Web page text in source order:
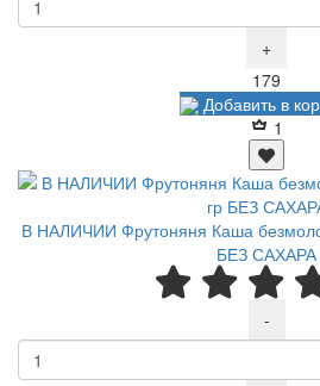
+
179
Добавить в
1
В НАЛИЧИИ Фрутоняня Каша
БЕЗ САХАРА
-